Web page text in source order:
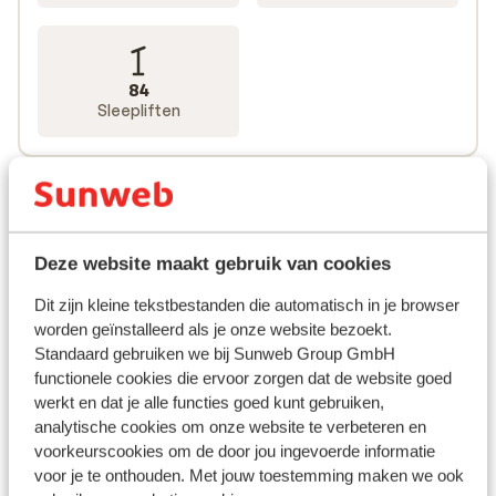
Deze website maakt gebruik van cookies
Dit zijn kleine tekstbestanden die automatisch in je browser
worden geïnstalleerd als je onze website bezoekt.
Standaard gebruiken we bij Sunweb Group GmbH
functionele cookies die ervoor zorgen dat de website goed
werkt en dat je alle functies goed kunt gebruiken,
analytische cookies om onze website te verbeteren en
voorkeurscookies om de door jou ingevoerde informatie
voor je te onthouden. Met jouw toestemming maken we ook
84
Sleepliften